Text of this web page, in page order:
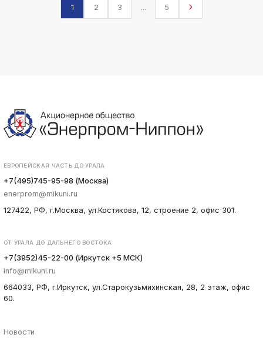
1 2 3 ... 5
ЕВРОПЕЙСКАЯ ЧАСТЬ ДО УРАЛА
+7(495)745-95-98 (Москва)
enerprom@mikuni.ru
127422, РФ, г.Москва, ул.Костякова, 12, строение 2, офис 301.
ОТ УРАЛА ДО ДАЛЬНЕГО ВОСТОКА
+7(3952)45-22-00 (Иркутск +5 МСК)
info@mikuni.ru
664033, РФ, г.Иркутск, ул.Старокузьмихинская, 28, 2 этаж, офис
60.
Новости